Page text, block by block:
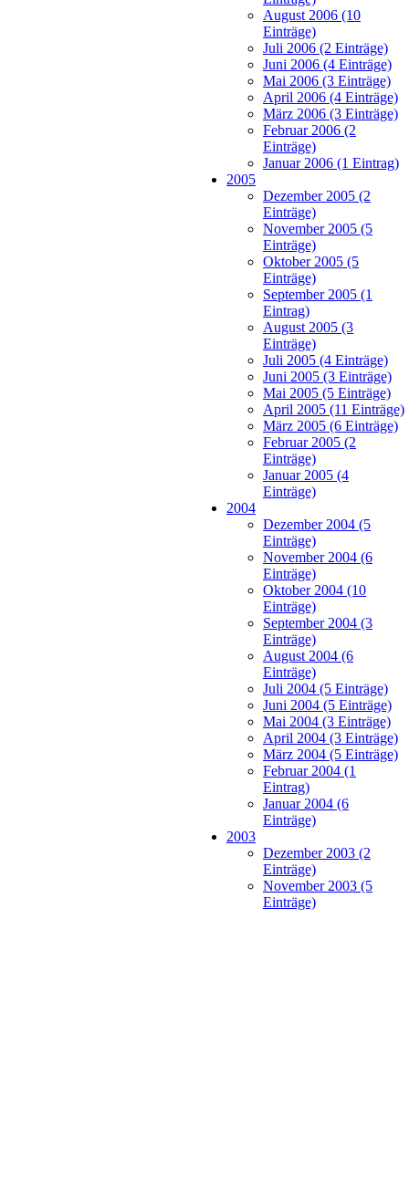
August 2006 (10
Einträge)
Juli 2006 (2 Einträge)
Juni 2006 (4 Einträge)
Mai 2006 (3 Einträge)
April 2006 (4 Einträge)
März 2006 (3 Einträge)
Februar 2006 (2
Einträge)
Januar 2006 (1 Eintrag)
2005
Dezember 2005 (2
Einträge)
November 2005 (5
Einträge)
Oktober 2005 (5
Einträge)
September 2005 (1
Eintrag)
August 2005 (3
Einträge)
Juli 2005 (4 Einträge)
Juni 2005 (3 Einträge)
Mai 2005 (5 Einträge)
April 2005 (11 Einträge)
März 2005 (6 Einträge)
Februar 2005 (2
Einträge)
Januar 2005 (4
Einträge)
2004
Dezember 2004 (5
Einträge)
November 2004 (6
Einträge)
Oktober 2004 (10
Einträge)
September 2004 (3
Einträge)
August 2004 (6
Einträge)
Juli 2004 (5 Einträge)
Juni 2004 (5 Einträge)
Mai 2004 (3 Einträge)
April 2004 (3 Einträge)
März 2004 (5 Einträge)
Februar 2004 (1
Eintrag)
Januar 2004 (6
Einträge)
2003
Dezember 2003 (2
Einträge)
November 2003 (5
Einträge)